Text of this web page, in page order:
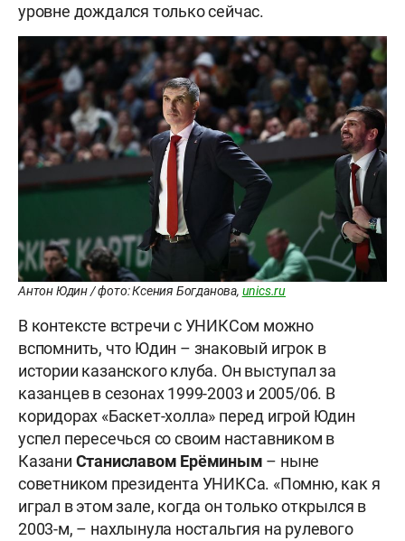
уровне дождался только сейчас.
Антон Юдин / фото: Ксения Богданова, unics.ru
В контексте встречи с УНИКСом можно
вспомнить, что Юдин – знаковый игрок в
истории казанского клуба. Он выступал за
казанцев в сезонах 1999-2003 и 2005/06. В
коридорах «Баскет-холла» перед игрой Юдин
успел пересечься со своим наставником в
Казани Станиславом Ерёминым – ныне
советником президента УНИКСа. «Помню, как я
играл в этом зале, когда он только открылся в
2003-м, – нахлынула ностальгия на рулевого